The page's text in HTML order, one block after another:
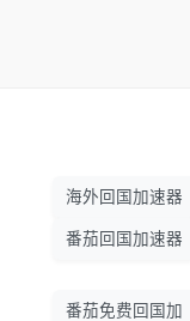
海外回国加速器
番茄回国加速器
番茄免费回国加